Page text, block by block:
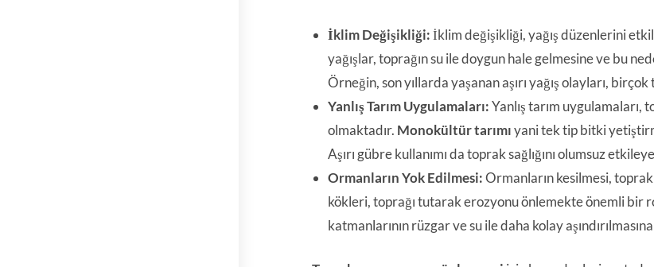
İklim Değişikliği:İklim değişikliği, yağış düzenlerini
yağışlar, toprağın su ile doygun hale gelmesine ve bu
Örneğin, son yıllarda yaşanan aşırı yağış olayları,
Yanlış Tarım Uygulamaları:Yanlış tarım uygulamaları,
olmaktadır. Monokültür tarımıyani tek tip bitki
Aşırı gübre kullanımı da toprak sağlığını olumsuz
Ormanların Yok Edilmesi:Ormanların kesilmesi,
kökleri, toprağı tutarak erozyonu önlemekte önemli bir
katmanlarının rüzgar ve su ile daha kolay